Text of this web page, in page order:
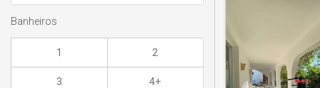
Banheiros
1 2
3 4+